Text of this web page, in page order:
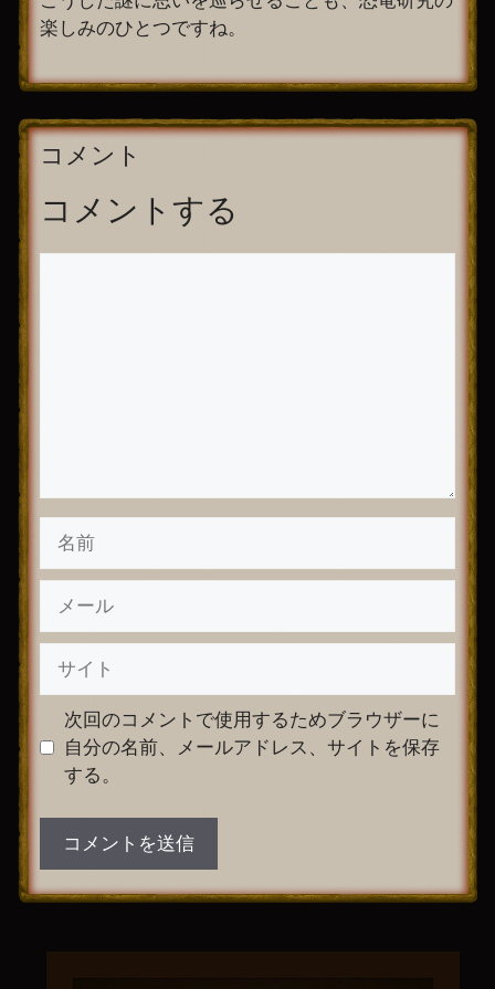
楽しみのひとつですね。
コメント
コメントする
ル
次回のコメントで使用するためブラウザーに
自分の名前、メールアドレス、サイトを保存
する。